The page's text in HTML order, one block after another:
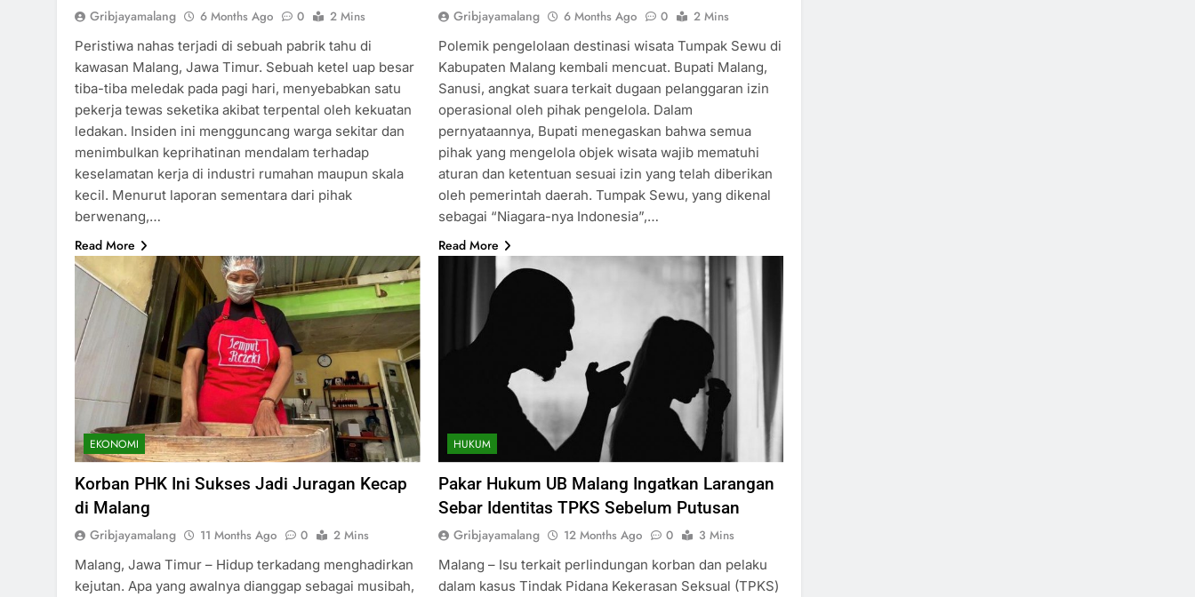
Gribjayamalang 6 Months Ago 0
2 Mins
Peristiwa nahas terjadi di sebuah pabrik tahu di
kawasan Malang, Jawa Timur. Sebuah ketel uap besar
tiba-tiba meledak pada pagi hari, menyebabkan satu
pekerja tewas seketika akibat terpental oleh kekuatan
ledakan. Insiden ini mengguncang warga sekitar dan
menimbulkan keprihatinan mendalam terhadap
keselamatan kerja di industri rumahan maupun skala
kecil. Menurut laporan sementara dari pihak
berwenang,…
Read More
Gribjayamalang 6 Months Ago 0
2 Mins
Polemik pengelolaan destinasi wisata Tumpak Sewu di
Kabupaten Malang kembali mencuat. Bupati Malang,
Sanusi, angkat suara terkait dugaan pelanggaran izin
operasional oleh pihak pengelola. Dalam
pernyataannya, Bupati menegaskan bahwa semua
pihak yang mengelola objek wisata wajib mematuhi
aturan dan ketentuan sesuai izin yang telah diberikan
oleh pemerintah daerah. Tumpak Sewu, yang dikenal
sebagai “Niagara-nya Indonesia”,…
Read More
EKONOMI
Korban PHK Ini Sukses Jadi Juragan Kecap
di Malang
Gribjayamalang 11 Months Ago 0
2 Mins
Malang, Jawa Timur – Hidup terkadang menghadirkan
kejutan. Apa yang awalnya dianggap sebagai musibah,
HUKUM
Pakar Hukum UB Malang Ingatkan Larangan
Sebar Identitas TPKS Sebelum Putusan
Gribjayamalang 12 Months Ago 0
3 Mins
Malang – Isu terkait perlindungan korban dan pelaku
dalam kasus Tindak Pidana Kekerasan Seksual (TPKS)